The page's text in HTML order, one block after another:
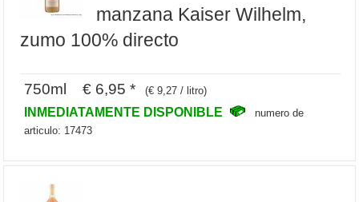
manzana Kaiser Wilhelm,
zumo 100% directo
750ml € 6,95 * (€ 9,27 / litro)
INMEDIATAMENTE DISPONIBLE
numero de
articulo: 17473